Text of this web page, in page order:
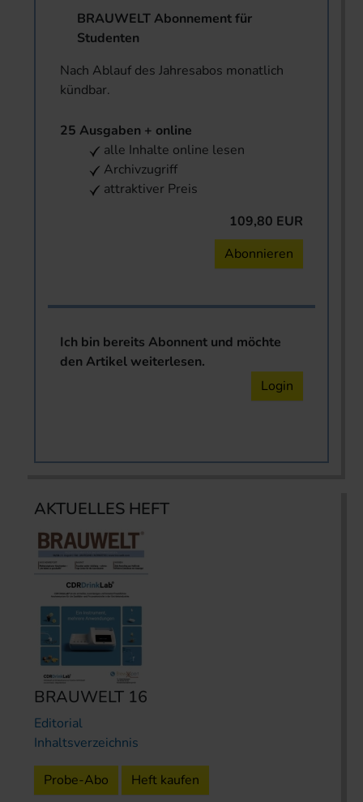
BRAUWELT Abonnement für
Studenten
Nach Ablauf des Jahresabos monatlich
kündbar.
25 Ausgaben + online
alle Inhalte online lesen
Archivzugriff
attraktiver Preis
109,80 EUR
Abonnieren
Ich bin bereits Abonnent und möchte
den Artikel weiterlesen.
Login
AKTUELLES HEFT
BRAUWELT 16
Editorial
Inhaltsverzeichnis
Probe-Abo Heft kaufen